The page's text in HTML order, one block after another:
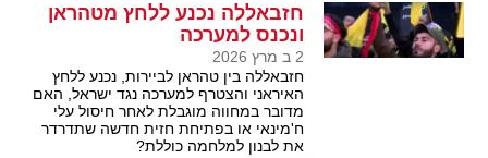
חזבאללה נכנע ללחץ מטהראן
ונכנס למערכה
2 ב מרץ 2026
חזבאללה בין טהראן לביירות, נכנע ללחץ
האיראני והצטרף למערכה נגד ישראל, האם
מדובר במחווה מוגבלת לאחר חיסול עלי
ח'מינאי או בפתיחת חזית חדשה שתדרדר
את לבנון למלחמה כוללת?